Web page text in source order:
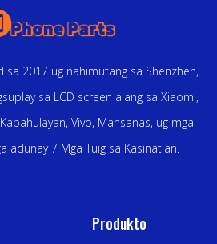
2017 ug nahimutang sa Shenzhen,
sa LCD screen alang sa Xiaomi,
Vivo, Mansanas, ug mga
adunay 7 Mga Tuig sa Kasinatian.
Produkto